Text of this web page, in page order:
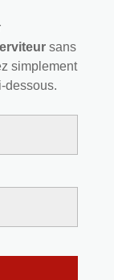
sans
simplement
dessous.